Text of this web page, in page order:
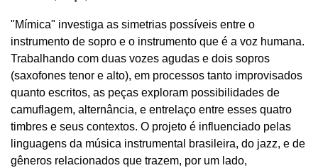
"Mímica" investiga as simetrias possíveis entre o
instrumento de sopro e o instrumento que é a voz humana.
Trabalhando com duas vozes agudas e dois sopros
(saxofones tenor e alto), em processos tanto improvisados
quanto escritos, as peças exploram possibilidades de
camuflagem, alternância, e entrelaço entre esses quatro
timbres e seus contextos. O projeto é influenciado pelas
linguagens da música instrumental brasileira, do jazz, e de
gêneros relacionados que trazem, por um lado,